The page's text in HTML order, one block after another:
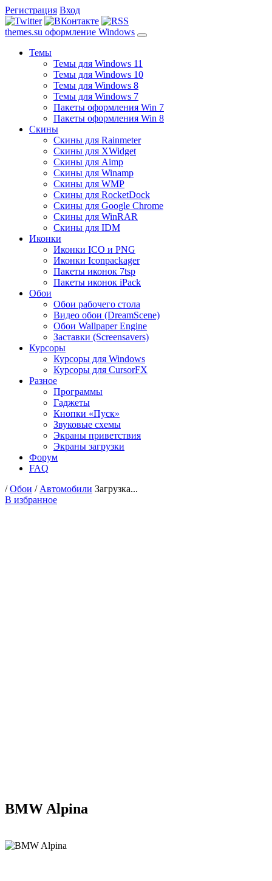
Регистрация Вход
themes.su оформление Windows
Темы
Темы для Windows 11
Темы для Windows 10
Темы для Windows 8
Темы для Windows 7
Пакеты оформления Win 7
Пакеты оформления Win 8
Скины
Скины для Rainmeter
Скины для XWidget
Скины для Aimp
Скины для Winamp
Скины для WMP
Скины для RocketDock
Скины для Google Chrome
Скины для WinRAR
Скины для IDM
Иконки
Иконки ICO и PNG
Иконки Iconpackager
Пакеты иконок 7tsp
Пакеты иконок iPack
Обои
Обои рабочего стола
Видео обои (DreamScene)
Обои Wallpaper Engine
Заставки (Screensavers)
Курсоры
Курсоры для Windows
Курсоры для CursorFX
Разное
Программы
Гаджеты
Кнопки «Пуск»
Звуковые схемы
Экраны приветствия
Экраны загрузки
Форум
FAQ
/Обои / Автомобили Загрузка...
В избранное
BMW Alpina